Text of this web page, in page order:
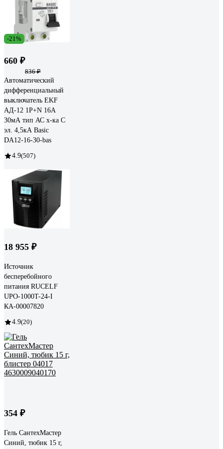
-21%
660 ₽
836 ₽
Автоматический
дифференциальный
выключатель EKF
АД-12 1P+N 16А
30мА тип АС х-ка C
эл. 4,5кА Basic
DA12-16-30-bas
4.9(507)
18 955 ₽
Источник
бесперебойного
питания RUCELF
UPO-1000T-24-I
КА-00007820
4.9(20)
354 ₽
Гель СантехМастер
Синий, тюбик 15 г,